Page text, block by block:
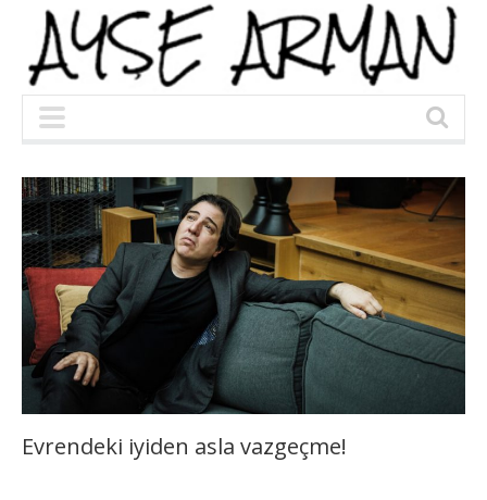
Evrendeki iyiden asla vazgeçme!